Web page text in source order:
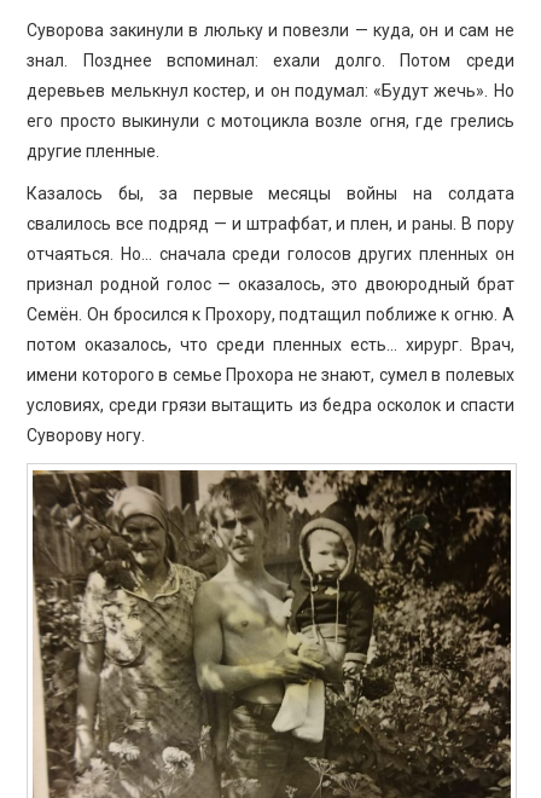
Суворова закинули в люльку и повезли — куда, он и сам не
знал. Позднее вспоминал: ехали долго. Потом среди
деревьев мелькнул костер, и он подумал: «Будут жечь». Но
его просто выкинули с мотоцикла возле огня, где грелись
другие пленные.
Казалось бы, за первые месяцы войны на солдата
свалилось все подряд — и штрафбат, и плен, и раны. В пору
отчаяться. Но… сначала среди голосов других пленных он
признал родной голос — оказалось, это двоюродный брат
Семён. Он бросился к Прохору, подтащил поближе к огню. А
потом оказалось, что среди пленных есть… хирург. Врач,
имени которого в семье Прохора не знают, сумел в полевых
условиях, среди грязи вытащить из бедра осколок и спасти
Суворову ногу.